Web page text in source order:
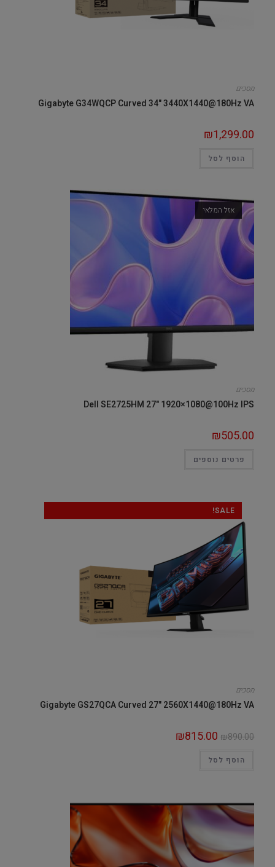
מסכים
Gigabyte G34WQCP Curved 34" 3440X1440@180Hz VA
₪1,299.00
הוסף לסל
אזל המלאי
מסכים
Dell SE2725HM 27" 1920×1080@100Hz IPS
₪505.00
פרטים נוספים
SALE!
מסכים
Gigabyte GS27QCA Curved 27" 2560X1440@180Hz VA
₪890.00
₪815.00
הוסף לסל